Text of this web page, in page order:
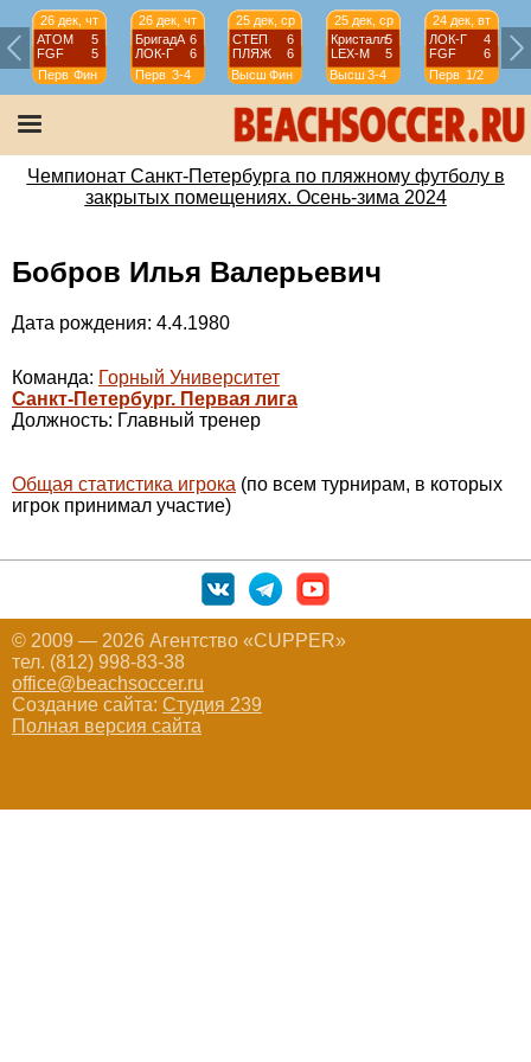
26 дек, чт
АТОМ
5
FGF
5
Перв Фин
26 дек, чт
БригадА 6
ЛОК-Г
6
Перв 3-4
25 дек, ср
СТЕП
6
ПЛЯЖ
6
Высш Фин
25 дек, ср
Кристалл5
LEX-М
5
Высш 3-4
24 дек, вт
ЛОК-Г
4
FGF
6
Перв 1/2
Чемпионат Санкт-Петербурга по пляжному футболу в
закрытых помещениях. Осень-зима 2024
Бобров Илья Валерьевич
Дата рождения: 4.4.1980
Команда: Горный Университет
Санкт-Петербург. Первая лига
Должность: Главный тренер
Общая статистика игрока (по всем турнирам, в которых
игрок принимал участие)
© 2009 — 2026 Агентство «CUPPER»
тел. (812) 998-83-38
office@beachsoccer.ru
Создание сайта: Студия 239
Полная версия сайта